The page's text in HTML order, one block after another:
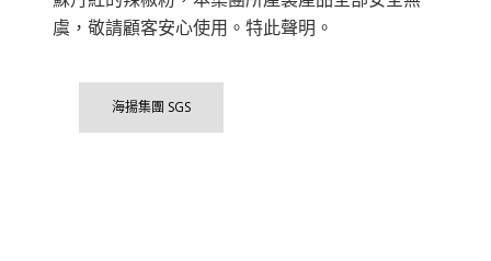
虞，敬請顧客安心使用。特此聲明。
海揚集團 SGS